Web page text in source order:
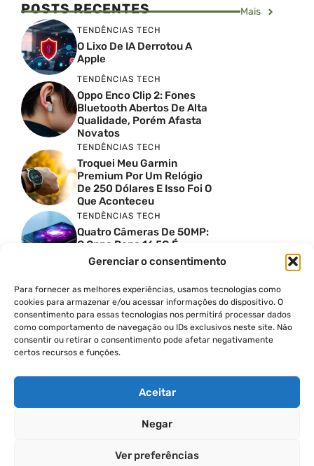
Gerenciar o consentimento
Para fornecer as melhores experiências, usamos tecnologias como
cookies para armazenar e/ou acessar informações do dispositivo. O
consentimento para essas tecnologias nos permitirá processar dados
como comportamento de navegação ou IDs exclusivos neste site. Não
consentir ou retirar o consentimento pode afetar negativamente
certos recursos e funções.
Aceitar
Negar
Ver preferências
POSTS RECENTES Mais
TENDÊNCIAS TECH
O Lixo De IA Derrotou A
Apple
TENDÊNCIAS TECH
Oppo Enco Clip 2: Fones
Bluetooth Abertos De Alta
Qualidade, Porém Afasta
Novatos
TENDÊNCIAS TECH
Troquei Meu Garmin
Premium Por Um Relógio
De 250 Dólares E Isso Foi O
Que Aconteceu
TENDÊNCIAS TECH
Quatro Câmeras De 50MP:
O Oppo Reno 16 5G É
Absurdo
Comparativo De
Especificações Entre O
Vivo X300 Ultra E O
Samsung Galaxy S26 Ultra
PRODUTIVIDADE DIGITAL
Instagram
POLÍTICA DE PRIVACIDADE